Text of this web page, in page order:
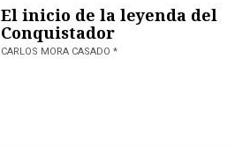
El inicio de la leyenda del
Conquistador
CARLOS MORA CASADO *